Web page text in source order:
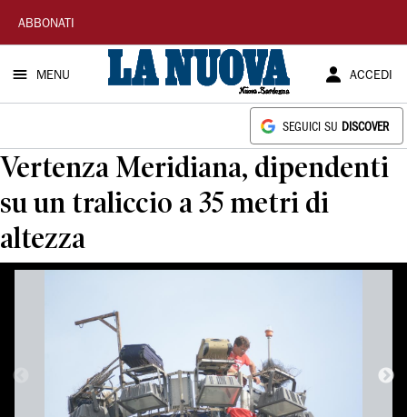
La
Nuova
Sardegna
ABBONATI
MENU ACCEDI
SEGUICI SU DISCOVER
Vertenza Meridiana, dipendenti
su un traliccio a 35 metri di
altezza